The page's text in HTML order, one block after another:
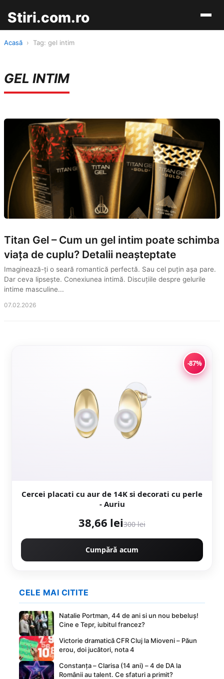
Stiri.com.ro
Acasă › Tag: gel intim
GEL INTIM
Titan Gel – Cum un gel intim poate schimba
viața de cuplu? Detalii neașteptate
Imaginează-ți o seară romantică perfectă. Sau cel puțin așa pare.
Dar ceva lipsește. Conexiunea intimă. Discuțiile despre gelurile
intime masculine...
07.02.2026
-87%
Cercei placati cu aur de 14K si decorati cu perle
- Auriu
38,66 lei300 lei
Cumpără acum
CELE MAI CITITE
Natalie Portman, 44 de ani si un nou bebeluș!
Cine e Tepr, iubitul francez?
Victorie dramatică CFR Cluj la Mioveni – Păun
erou, doi jucători, nota 4
Constanța – Clarisa (14 ani) – 4 de DA la
Românii au talent. Ce sfaturi a primit?